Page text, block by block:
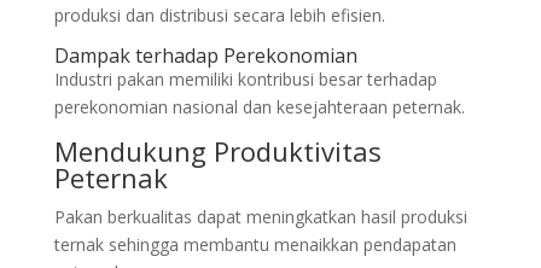
produksi dan distribusi secara lebih efisien.
Dampak terhadap Perekonomian
Industri pakan memiliki kontribusi besar terhadap
perekonomian nasional dan kesejahteraan peternak.
Mendukung Produktivitas
Peternak
Pakan berkualitas dapat meningkatkan hasil produksi
ternak sehingga membantu menaikkan pendapatan